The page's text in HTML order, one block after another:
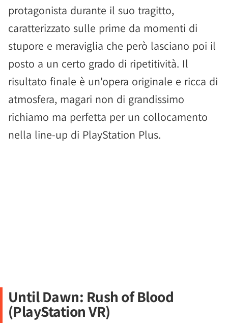
protagonista durante il suo tragitto,
caratterizzato sulle prime da momenti di
stupore e meraviglia che però lasciano poi il
posto a un certo grado di ripetitività. Il
risultato finale è un'opera originale e ricca di
atmosfera, magari non di grandissimo
richiamo ma perfetta per un collocamento
nella line-up di PlayStation Plus.
Until Dawn: Rush of Blood
(PlayStation VR)